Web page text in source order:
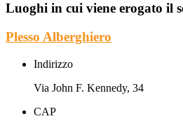
Luoghi in cui viene erogato il
Plesso Alberghiero
Indirizzo
Via John F. Kennedy, 34
CAP